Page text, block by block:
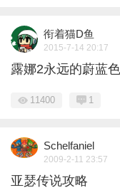
衔着猫D鱼
2015-7-14 20:17
露娜2永远的蔚蓝
11400 1
Schelfaniel
2009-2-11 23:57
亚瑟传说攻略